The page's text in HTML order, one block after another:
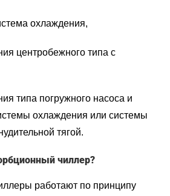
охлаждения,
центробежного типа с
типа погружного насоса и
охлаждения или системы
тягой.
чиллер?
работают по принципу